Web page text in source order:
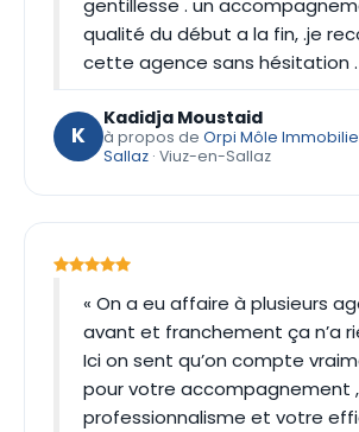
gentillesse . un
qualité du début a la fin, .je
cette agence sans hésitation .
K
Kadidja Moustaid
à propos de Orpi Môle
Sallaz · Viuz-en-Sallaz
« On a eu affaire à plusieurs
avant et franchement ça n’a
Ici on sent qu’on compte
pour votre accompagnement
professionnalisme et votre